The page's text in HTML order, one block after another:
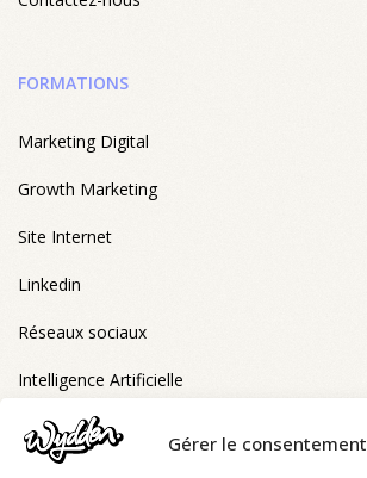
Gérer le consentement
FORMATIONS
Marketing Digital
Growth Marketing
Site Internet
Linkedin
Réseaux sociaux
Intelligence Artificielle
FORMATIONS ELIGIBLES CPF